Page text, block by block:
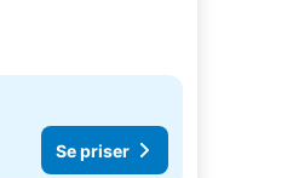
Se priser